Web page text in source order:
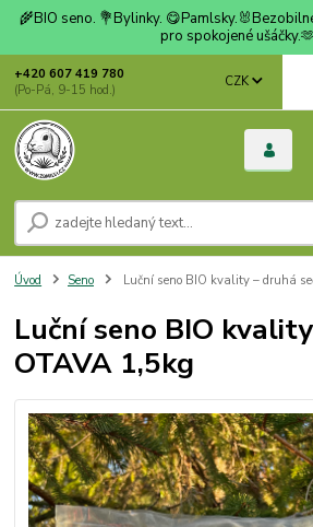
🌾BIO seno. 💐Bylinky.
pro spokojené
CZK
+420 607 419 780
(Po-Pá, 9-15 hod.)
Úvod Seno Luční seno BIO kvality – druhá
Luční seno BIO
OTAVA 1,5kg